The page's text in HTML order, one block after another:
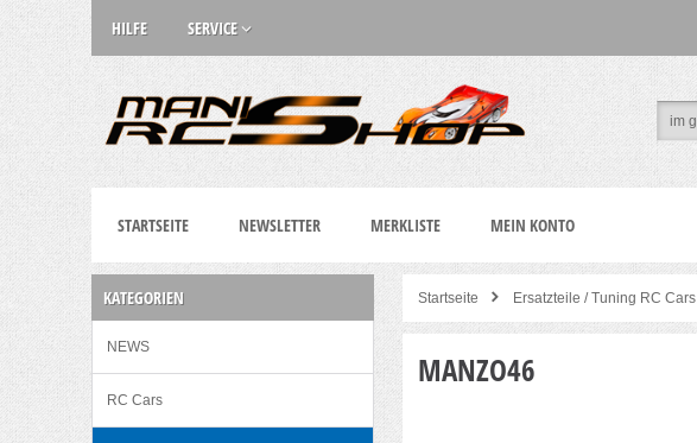
HILFE SERVICE
STARTSEITE NEWSLETTER MERKLISTE MEIN KONTO
Startseite Ersatzteile / Tuning RC Cars
MANZO46
KATEGORIEN
NEWS
RC Cars